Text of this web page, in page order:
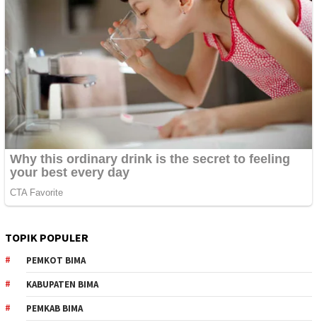
TOPIK POPULER
PEMKOT BIMA
KABUPATEN BIMA
PEMKAB BIMA